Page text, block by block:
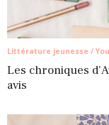
Littérature jeunesse /
Les chroniques
avis